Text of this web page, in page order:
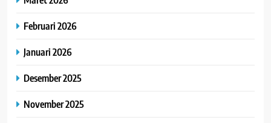
Februari 2026
Januari 2026
Desember 2025
November 2025